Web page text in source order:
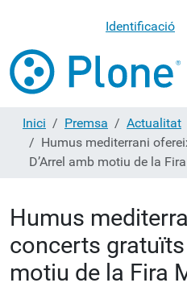
Identificació
Inici Premsa
Actualitat
Humus mediterrani
D’Arrel amb motiu de la
Humus
concerts gratuïts
motiu de la Fira